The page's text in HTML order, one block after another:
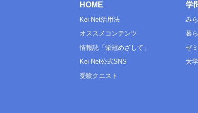
HOME
Kei-Net活用法
オススメコンテンツ
情報誌「栄冠めざして」
Kei-Net公式SNS
受験クエスト
学
み
暮
ゼ
大